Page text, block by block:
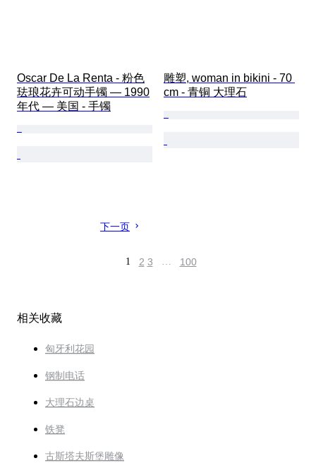
Oscar De La Renta - 粉色
珐琅花卉可动手镯 — 1990
年代 — 美国 - 手镯
雕塑, woman in bikini - 70
cm - 青铜 大理石
下一页
1 2 3 … 100
相关收藏
匈牙利花园
钢制电话
大理石边桌
铁凳
古斯塔夫斯堡雕像